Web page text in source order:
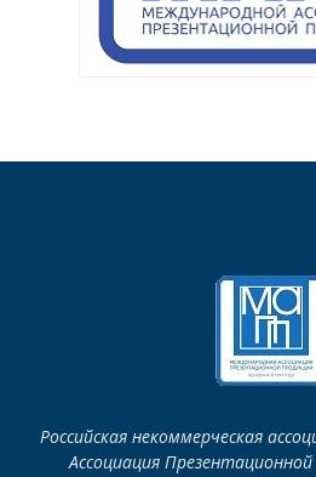
Российская некоммерческая
Ассоциация